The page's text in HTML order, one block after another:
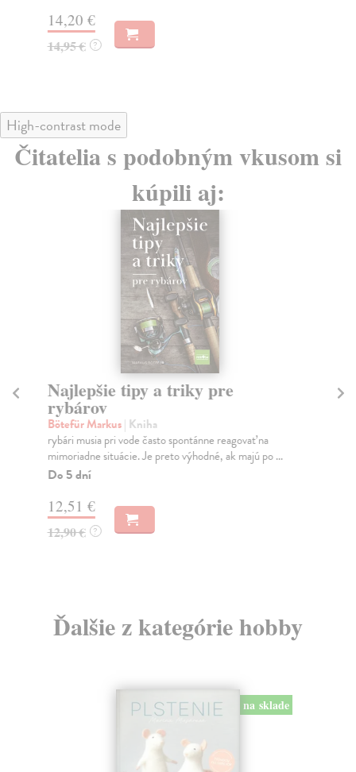
14,20 €
14,95 € ?
High-contrast mode
Čitatelia s podobným vkusom si
kúpili aj:
Najlepšie tipy a triky pre
rybárov
Bötefür Markus| Kniha
rybári musia pri vode často spontánne reagovať na
mimoriadne situácie. Je preto výhodné, ak majú po ...
Do 5 dní
12,51 €
12,90 € ?
Ďalšie z kategórie hobby
na sklade